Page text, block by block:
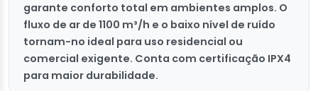
garante conforto total em ambientes amplos. O
fluxo de ar de 1100 m³/h e o baixo nível de ruído
tornam-no ideal para uso residencial ou
comercial exigente. Conta com certificação IPX4
para maior durabilidade.